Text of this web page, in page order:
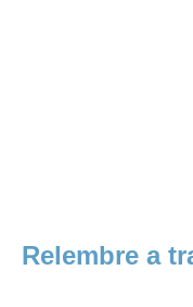
Relembre a